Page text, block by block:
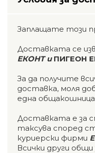
Заплащате този
Доставката се
ЕКОНТ и ПИГЕОН
За да получите
доставка, моля
една
Доставката е за
таксува според
куриерски фирми
Всички други